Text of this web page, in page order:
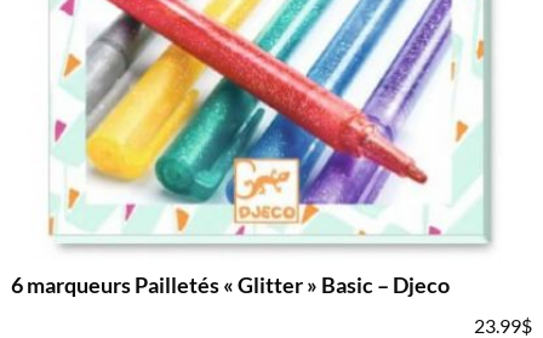
6 marqueurs Pailletés « Glitter » Basic – Djeco
23.99$